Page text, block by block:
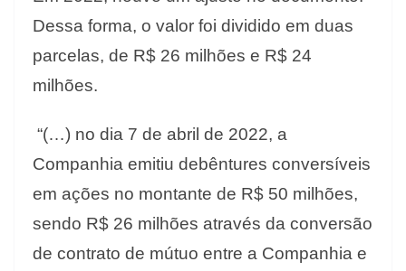
Dessa forma, o valor foi dividido em duas
parcelas, de R$ 26 milhões e R$ 24
milhões.
“(…) no dia 7 de abril de 2022, a
Companhia emitiu debêntures conversíveis
em ações no montante de R$ 50 milhões,
sendo R$ 26 milhões através da conversão
de contrato de mútuo entre a Companhia e